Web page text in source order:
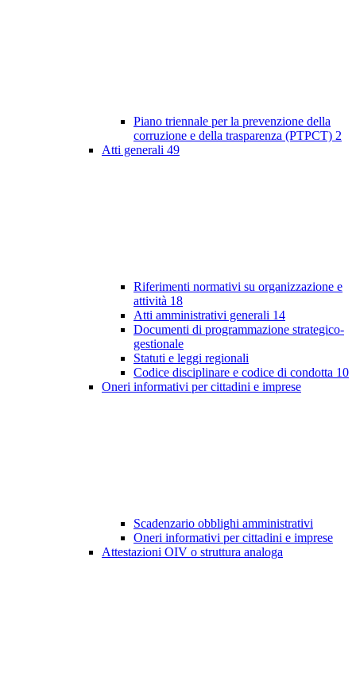
Piano triennale per la prevenzione della
corruzione e della trasparenza (PTPCT) 2
Atti generali 49
Riferimenti normativi su organizzazione e
attività 18
Atti amministrativi generali 14
Documenti di programmazione strategico-
gestionale
Statuti e leggi regionali
Codice disciplinare e codice di condotta 10
Oneri informativi per cittadini e imprese
Scadenzario obblighi amministrativi
Oneri informativi per cittadini e imprese
Attestazioni OIV o struttura analoga